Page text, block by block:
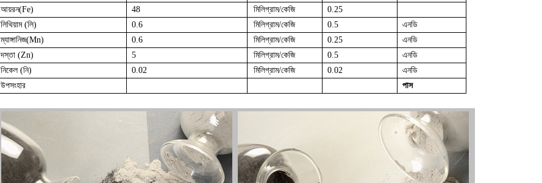
আয়রন(Fe)
48 মিলিগ্রাম/কেজি
0.25
লিথিয়াম (লি)
0.6 মিলিগ্রাম/কেজি 0.5
এনডি
ম্যাঙ্গানিজ(Mn)
0.6 মিলিগ্রাম/কেজি 0.25
এনডি
দস্তা (Zn)
5 মিলিগ্রাম/কেজি 0.5
এনডি
নিকেল (নি)
0.02 মিলিগ্রাম/কেজি 0.02
এনডি
উপসংহার
পাস